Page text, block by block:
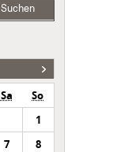
Suchen
Sa
So
1
7
8